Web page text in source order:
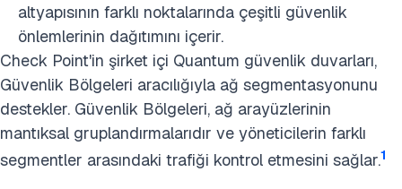
altyapısının farklı noktalarında çeşitli güvenlik
önlemlerinin dağıtımını içerir.
Check Point'in şirket içi Quantum güvenlik duvarları,
Güvenlik Bölgeleri aracılığıyla ağ segmentasyonunu
destekler. Güvenlik Bölgeleri, ağ arayüzlerinin
mantıksal gruplandırmalarıdır ve yöneticilerin farklı
segmentler arasındaki trafiği kontrol etmesini sağlar.1